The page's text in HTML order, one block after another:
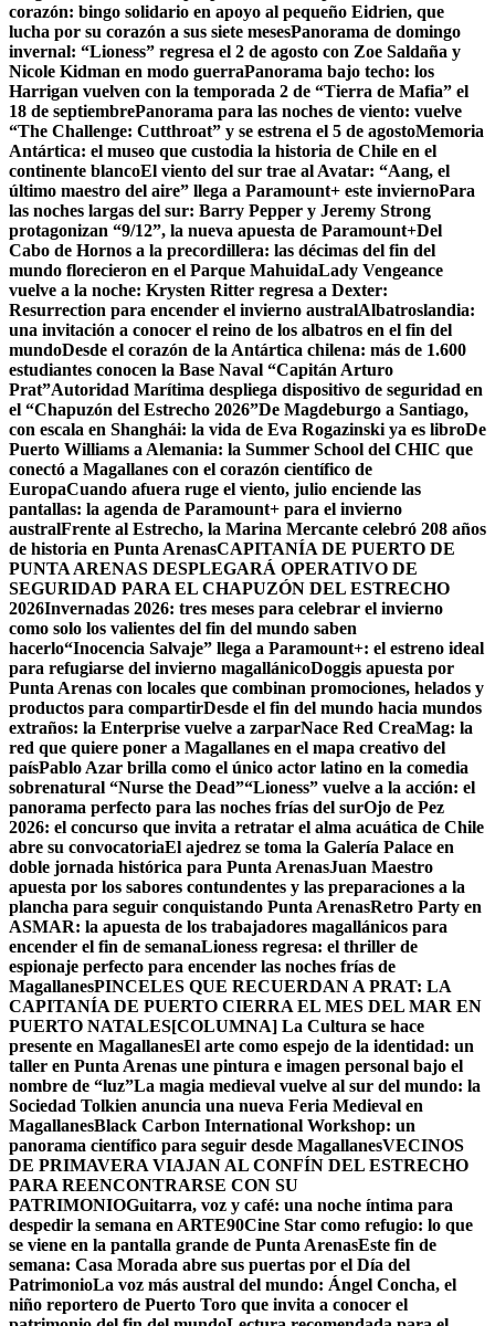
corazón: bingo solidario en apoyo al pequeño Eidrien, que
lucha por su corazón a sus siete mesesPanorama de domingo
invernal: “Lioness” regresa el 2 de agosto con Zoe Saldaña y
Nicole Kidman en modo guerraPanorama bajo techo: los
Harrigan vuelven con la temporada 2 de “Tierra de Mafia” el
18 de septiembrePanorama para las noches de viento: vuelve
“The Challenge: Cutthroat” y se estrena el 5 de agostoMemoria
Antártica: el museo que custodia la historia de Chile en el
continente blancoEl viento del sur trae al Avatar: “Aang, el
último maestro del aire” llega a Paramount+ este inviernoPara
las noches largas del sur: Barry Pepper y Jeremy Strong
protagonizan “9/12”, la nueva apuesta de Paramount+Del
Cabo de Hornos a la precordillera: las décimas del fin del
mundo florecieron en el Parque MahuidaLady Vengeance
vuelve a la noche: Krysten Ritter regresa a Dexter:
Resurrection para encender el invierno australAlbatroslandia:
una invitación a conocer el reino de los albatros en el fin del
mundoDesde el corazón de la Antártica chilena: más de 1.600
estudiantes conocen la Base Naval “Capitán Arturo
Prat”Autoridad Marítima despliega dispositivo de seguridad en
el “Chapuzón del Estrecho 2026”De Magdeburgo a Santiago,
con escala en Shanghái: la vida de Eva Rogazinski ya es libroDe
Puerto Williams a Alemania: la Summer School del CHIC que
conectó a Magallanes con el corazón científico de
EuropaCuando afuera ruge el viento, julio enciende las
pantallas: la agenda de Paramount+ para el invierno
australFrente al Estrecho, la Marina Mercante celebró 208 años
de historia en Punta ArenasCAPITANÍA DE PUERTO DE
PUNTA ARENAS DESPLEGARÁ OPERATIVO DE
SEGURIDAD PARA EL CHAPUZÓN DEL ESTRECHO
2026Invernadas 2026: tres meses para celebrar el invierno
como solo los valientes del fin del mundo saben
hacerlo“Inocencia Salvaje” llega a Paramount+: el estreno ideal
para refugiarse del invierno magallánicoDoggis apuesta por
Punta Arenas con locales que combinan promociones, helados y
productos para compartirDesde el fin del mundo hacia mundos
extraños: la Enterprise vuelve a zarparNace Red CreaMag: la
red que quiere poner a Magallanes en el mapa creativo del
paísPablo Azar brilla como el único actor latino en la comedia
sobrenatural “Nurse the Dead”“Lioness” vuelve a la acción: el
panorama perfecto para las noches frías del surOjo de Pez
2026: el concurso que invita a retratar el alma acuática de Chile
abre su convocatoriaEl ajedrez se toma la Galería Palace en
doble jornada histórica para Punta ArenasJuan Maestro
apuesta por los sabores contundentes y las preparaciones a la
plancha para seguir conquistando Punta ArenasRetro Party en
ASMAR: la apuesta de los trabajadores magallánicos para
encender el fin de semanaLioness regresa: el thriller de
espionaje perfecto para encender las noches frías de
MagallanesPINCELES QUE RECUERDAN A PRAT: LA
CAPITANÍA DE PUERTO CIERRA EL MES DEL MAR EN
PUERTO NATALES[COLUMNA] La Cultura se hace
presente en MagallanesEl arte como espejo de la identidad: un
taller en Punta Arenas une pintura e imagen personal bajo el
nombre de “luz”La magia medieval vuelve al sur del mundo: la
Sociedad Tolkien anuncia una nueva Feria Medieval en
MagallanesBlack Carbon International Workshop: un
panorama científico para seguir desde MagallanesVECINOS
DE PRIMAVERA VIAJAN AL CONFÍN DEL ESTRECHO
PARA REENCONTRARSE CON SU
PATRIMONIOGuitarra, voz y café: una noche íntima para
despedir la semana en ARTE90Cine Star como refugio: lo que
se viene en la pantalla grande de Punta ArenasEste fin de
semana: Casa Morada abre sus puertas por el Día del
PatrimonioLa voz más austral del mundo: Ángel Concha, el
niño reportero de Puerto Toro que invita a conocer el